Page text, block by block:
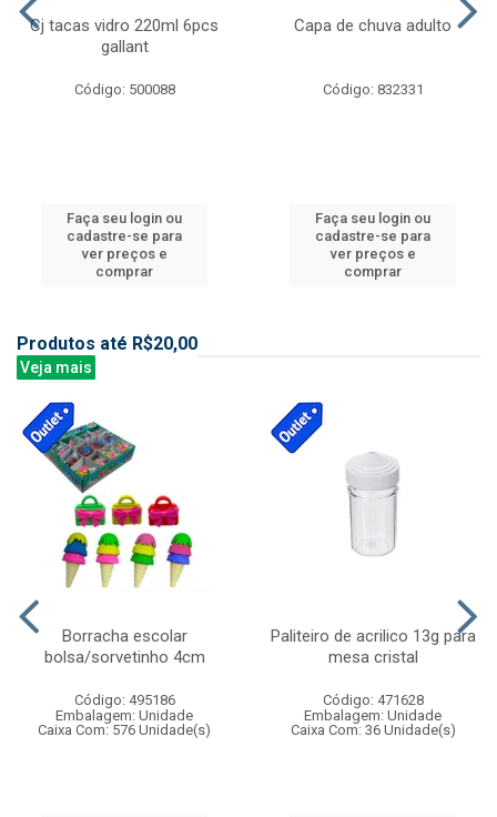
Cj tacas vidro 220ml 6pcs
gallant
Código: 500088
Faça seu login ou
cadastre-se para
ver preços e
comprar
Capa de chuva adulto
Código: 832331
Faça seu login ou
cadastre-se para
ver preços e
comprar
Produtos até R$20,00
Veja mais
Borracha escolar
bolsa/sorvetinho 4cm
Código: 495186
Embalagem: Unidade
Caixa Com: 576 Unidade(s)
Paliteiro de acrilico 13g para
mesa cristal
Código: 471628
Embalagem: Unidade
Caixa Com: 36 Unidade(s)